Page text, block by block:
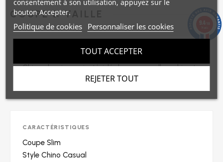
COUPE & TAILLE
Chino classique ajusté, idéal pour une allure chic et
casual au quotidien.
CARACTÉRISTIQUES
Coupe Slim
Style Chino Casual
consentement à son utilisation, appuyez sur le
bouton Accepter.
Politique de cookies Personnaliser les cookies
REJETER TOUT
TOUT ACCEPTER